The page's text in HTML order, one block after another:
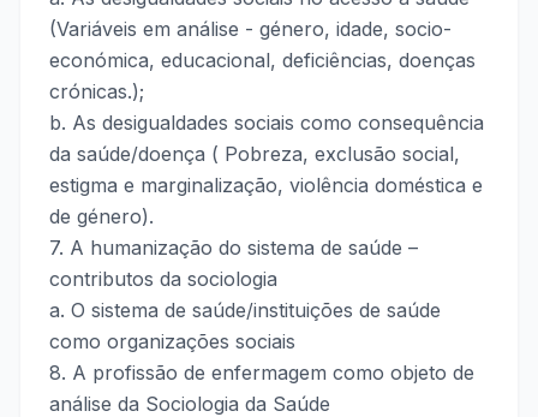
(Variáveis em análise - género, idade, socio-
económica, educacional, deficiências, doenças
crónicas.);
b. As desigualdades sociais como consequência
da saúde/doença ( Pobreza, exclusão social,
estigma e marginalização, violência doméstica e
de género).
7. A humanização do sistema de saúde –
contributos da sociologia
a. O sistema de saúde/instituições de saúde
como organizações sociais
8. A profissão de enfermagem como objeto de
análise da Sociologia da Saúde